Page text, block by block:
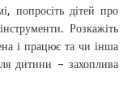
попросіть дітей про
Розкажіть
і працює та чи інша
дитини – захоплива